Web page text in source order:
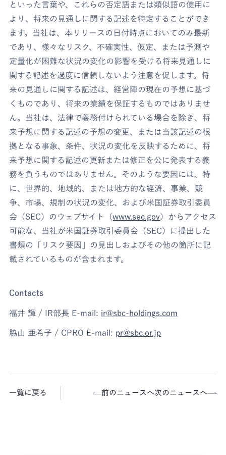
といった言葉や、これらの否定語または類似語の使用に
より、将来の見通しに関する記述を特定することができ
ます。当社は、本リリースの日付時点においてのみ最新
であり、様々なリスク、不確実性、仮定、または予測や
定量化が困難な状況の変化の影響を受ける将来見通しに
関する記述を過度に信頼しないよう注意を促します。将
来の見通しに関する記述は、経営陣の現在の予想に基づ
くものであり、将来の業績を保証するものではありませ
ん。当社は、法律で義務付けられている場合を除き、将
来予想に関する記述の予想の変更、または当該記述の根
拠となる事象、条件、状況の変化を反映するために、将
来予想に関する記述の更新または修正を公に発表する義
務を負うものではありません。そのような要因には、特
に、世界的、地域的、または地方的な経済、事業、競
争、市場、規制の状況の変化、および米国証券取引委員
会（SEC）のウェブサイト（www.sec.gov）からアクセス
可能な、当社が米国証券取引委員会（SEC）に提出した
書類の「リスク要因」の見出しおよびその他の箇所に記
載されているものが含まれます。
Contacts
福井 輝 / IR部長 E-mail: ir@sbc-holdings.com
脇山 亜希子 / CPRO E-mail: pr@sbc.or.jp
一覧に戻る 前のニュースへ次のニュースへ